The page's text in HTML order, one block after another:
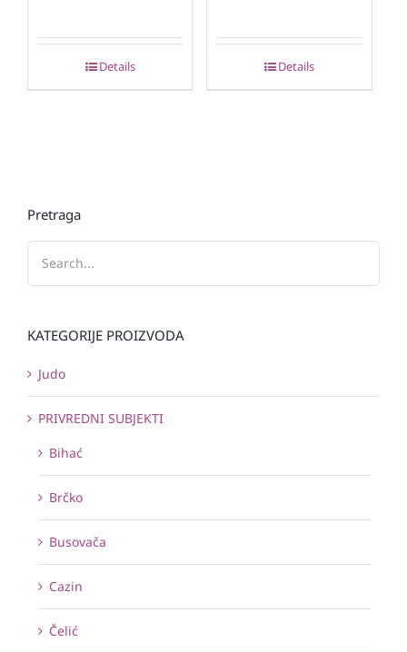
Details Details
Pretraga
KATEGORIJE PROIZVODA
Judo
PRIVREDNI SUBJEKTI
Bihać
Brčko
Busovača
Cazin
Čelić